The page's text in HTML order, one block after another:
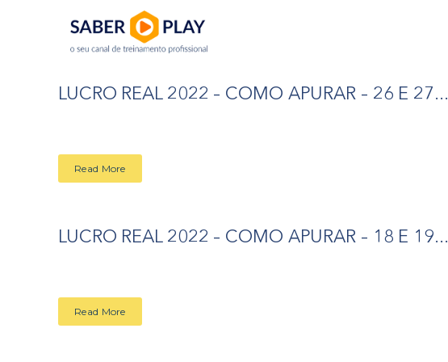
LUCRO REAL 2022 – COMO APURAR – 26 E 27...
Read More
LUCRO REAL 2022 – COMO APURAR – 18 E 19...
Read More